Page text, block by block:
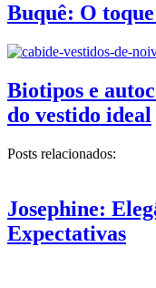
Buquê: O
Biotipos e
do vestido ideal
Posts relacionados:
Josephine:
Expectativas